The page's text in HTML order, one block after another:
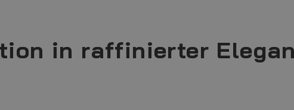
in raffinierter